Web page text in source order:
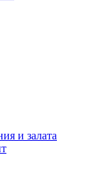
и залата